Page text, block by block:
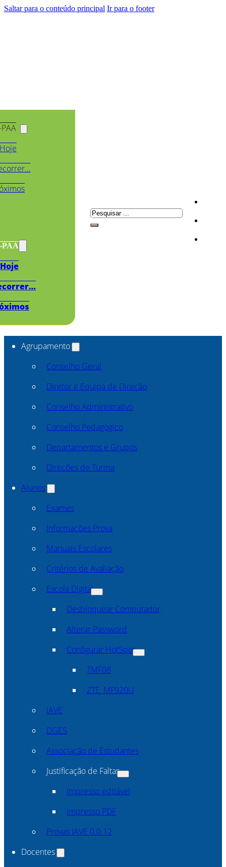
Saltar para o conteúdo principal Ir para o footer
PAA
Hoje
Pesquisar
Agrupamento
Conselho Geral
Diretor e Equipa de Direção
Conselho Administrativo
Conselho Pedagógico
Departamentos e Grupos
Direcões de Turma
Alunos
Exames
Informações Prova
Manuais Escolares
Critérios de Avaliação
Escola Digital
Desbloquear Computador
Alterar Password
Configurar HotSpot
TMF08
ZTE_MF920U
IAVE
DGES
Associação de Estudantes
Justificação de Faltas
Impresso editável
Impresso PDF
Provas IAVE 0.0.12
Docentes